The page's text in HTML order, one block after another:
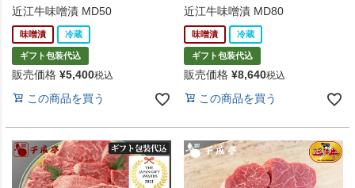
近江牛味噌漬 MD50
味噌漬 冷蔵
ギフト包装代込
販売価格 ¥5,400税込
この商品を買う
近江牛味噌漬 MD80
味噌漬 冷蔵
ギフト包装代込
販売価格 ¥8,640税込
この商品を買う